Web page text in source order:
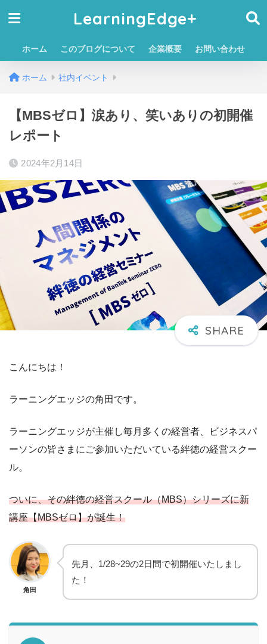
LearningEdge+
ホーム このブログについて 企業概要 お問い合わせ
ホーム 社内イベント
【MBSゼロ】涙あり、笑いありの初開催
レポート
2024年2月14日
こんにちは！
ラーニングエッジの角田です。
ラーニングエッジが主催し毎月多くの経営者、ビジネスパ
ーソンの皆さまにご参加いただいている絆徳の経営スクー
ル。
ついに、その絆徳の経営スクール（MBS）シリーズに新
講座【MBSゼロ】が誕生！
角田
先月、1/28~29の2日間で初開催いたしまし
た！